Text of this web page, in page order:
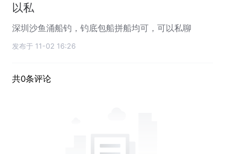
以私
深圳沙鱼涌船钓，钓底包船拼船均可，可以私聊
发布于 11-02 16:26
共0条评论